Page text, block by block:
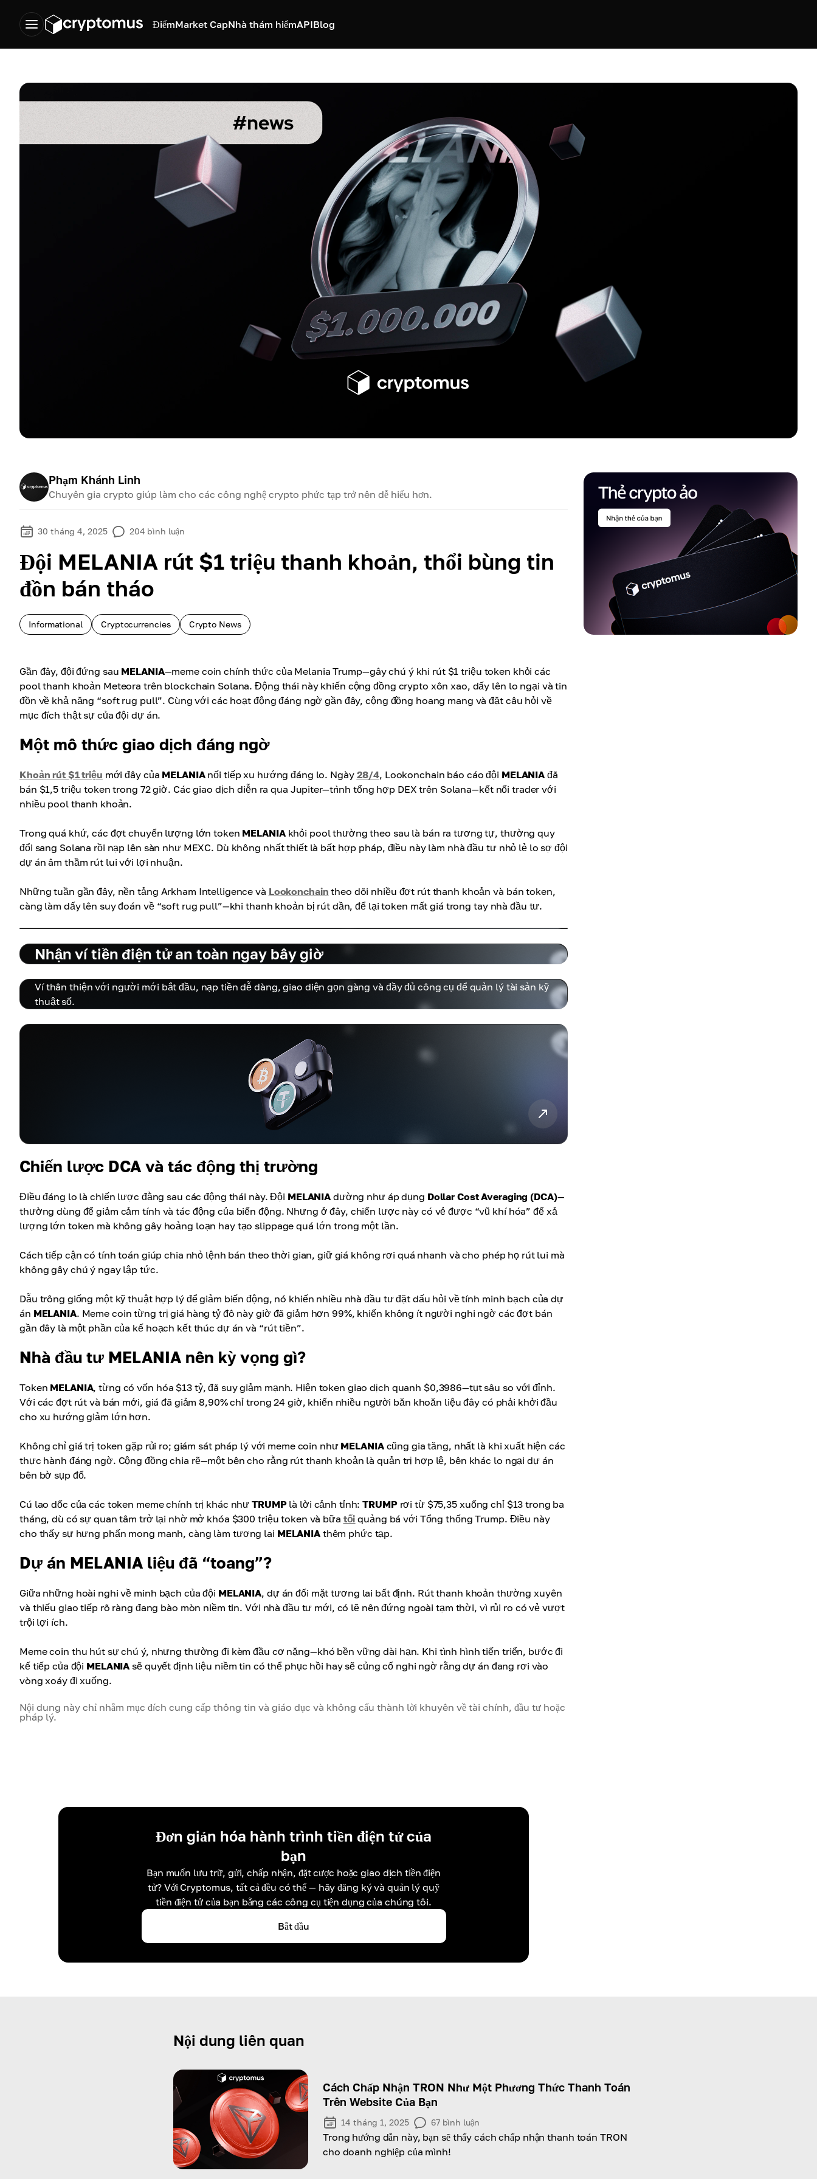
ĐiểmMarket CapNhà thám hiểmAPIBlog
Phạm Khánh Linh
Chuyên gia crypto giúp làm cho các công nghệ crypto phức tạp trở nên dễ hiểu hơn.
30 tháng 4, 2025 204 bình luận
Đội MELANIA rút $1 triệu thanh khoản, thổi bùng tin
đồn bán tháo
Informational Cryptocurrencies Crypto News
Gần đây, đội đứng sau MELANIA—meme coin chính thức của Melania Trump—gây chú ý khi rút $1 triệu token khỏi các
pool thanh khoản Meteora trên blockchain Solana. Động thái này khiến cộng đồng crypto xôn xao, dấy lên lo ngại và tin
đồn về khả năng “soft rug pull”. Cùng với các hoạt động đáng ngờ gần đây, cộng đồng hoang mang và đặt câu hỏi về
mục đích thật sự của đội dự án.
Một mô thức giao dịch đáng ngờ
Khoản rút $1 triệu mới đây của MELANIAnối tiếp xu hướng đáng lo. Ngày 28/4, Lookonchain báo cáo đội MELANIA đã
bán $1,5 triệu token trong 72 giờ. Các giao dịch diễn ra qua Jupiter—trình tổng hợp DEX trên Solana—kết nối trader với
nhiều pool thanh khoản.
Trong quá khứ, các đợt chuyển lượng lớn token MELANIAkhỏi pool thường theo sau là bán ra tương tự, thường quy
đổi sang Solana rồi nạp lên sàn như MEXC. Dù không nhất thiết là bất hợp pháp, điều này làm nhà đầu tư nhỏ lẻ lo sợ đội
dự án âm thầm rút lui với lợi nhuận.
Những tuần gần đây, nền tảng Arkham Intelligence và Lookonchain theo dõi nhiều đợt rút thanh khoản và bán token,
càng làm dấy lên suy đoán về “soft rug pull”—khi thanh khoản bị rút dần, để lại token mất giá trong tay nhà đầu tư.
Nhận ví tiền điện tử an toàn ngay bây giờ
Ví thân thiện với người mới bắt đầu, nạp tiền dễ dàng, giao diện gọn gàng và đầy đủ công cụ để quản lý tài sản kỹ
thuật số.
Chiến lược DCA và tác động thị trường
Điều đáng lo là chiến lược đằng sau các động thái này. Đội MELANIA dường như áp dụng Dollar Cost Averaging (DCA)—
thường dùng để giảm cảm tính và tác động của biến động. Nhưng ở đây, chiến lược này có vẻ được “vũ khí hóa” để xả
lượng lớn token mà không gây hoảng loạn hay tạo slippage quá lớn trong một lần.
Cách tiếp cận có tính toán giúp chia nhỏ lệnh bán theo thời gian, giữ giá không rơi quá nhanh và cho phép họ rút lui mà
không gây chú ý ngay lập tức.
Dẫu trông giống một kỹ thuật hợp lý để giảm biến động, nó khiến nhiều nhà đầu tư đặt dấu hỏi về tính minh bạch của dự
án MELANIA. Meme coin từng trị giá hàng tỷ đô này giờ đã giảm hơn 99%, khiến không ít người nghi ngờ các đợt bán
gần đây là một phần của kế hoạch kết thúc dự án và “rút tiền”.
Nhà đầu tư MELANIA nên kỳ vọng gì?
Token MELANIA, từng có vốn hóa $13 tỷ, đã suy giảm mạnh. Hiện token giao dịch quanh $0,3986—tụt sâu so với đỉnh.
Với các đợt rút và bán mới, giá đã giảm 8,90% chỉ trong 24 giờ, khiến nhiều người băn khoăn liệu đây có phải khởi đầu
cho xu hướng giảm lớn hơn.
Không chỉ giá trị token gặp rủi ro; giám sát pháp lý với meme coin như MELANIAcũng gia tăng, nhất là khi xuất hiện các
thực hành đáng ngờ. Cộng đồng chia rẽ—một bên cho rằng rút thanh khoản là quản trị hợp lệ, bên khác lo ngại dự án
bên bờ sụp đổ.
Cú lao dốc của các token meme chính trị khác nhưTRUMPlà lời cảnh tỉnh:TRUMPrơi từ $75,35 xuống chỉ $13 trong ba
tháng, dù có sự quan tâm trở lại nhờ mở khóa $300 triệu token và bữa tối quảng bá với Tổng thống Trump. Điều này
cho thấy sự hưng phấn mong manh, càng làm tương lai MELANIAthêm phức tạp.
Dự án MELANIA liệu đã “toang”?
Giữa những hoài nghi về minh bạch của đội MELANIA, dự án đối mặt tương lai bất định. Rút thanh khoản thường xuyên
và thiếu giao tiếp rõ ràng đang bào mòn niềm tin. Với nhà đầu tư mới, có lẽ nên đứng ngoài tạm thời, vì rủi ro có vẻ vượt
trội lợi ích.
Meme coin thu hút sự chú ý, nhưng thường đi kèm đầu cơ nặng—khó bền vững dài hạn. Khi tình hình tiến triển, bước đi
kế tiếp của đội MELANIA sẽ quyết định liệu niềm tin có thể phục hồi hay sẽ củng cố nghi ngờ rằng dự án đang rơi vào
vòng xoáy đi xuống.
Nội dung này chỉ nhằm mục đích cung cấp thông tin và giáo dục và không cấu thành lời khuyên về tài chính, đầu tư hoặc
pháp lý.
Đơn giản hóa hành trình tiền điện tử của
bạn
Bạn muốn lưu trữ, gửi, chấp nhận, đặt cược hoặc giao dịch tiền điện
tử? Với Cryptomus, tất cả đều có thể — hãy đăng ký và quản lý quỹ
tiền điện tử của bạn bằng các công cụ tiện dụng của chúng tôi.
Bắt đầu
Nội dung liên quan
Cách Chấp Nhận TRON Như Một Phương Thức Thanh Toán
Trên Website Của Bạn
14 tháng 1, 2025 67 bình luận
Trong hướng dẫn này, bạn sẽ thấy cách chấp nhận thanh toán TRON
cho doanh nghiệp của mình!